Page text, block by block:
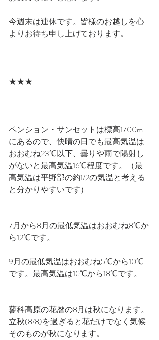
今週末は連休です。皆様のお越しを心
よりお待ち申し上げております。
★★★
ペンション・サンセットは標高1700m
にあるので、快晴の日でも最高気温は
おおむね23℃以下、曇りや雨で陽射し
がないと最高気温16℃程度です。（最
高気温は平野部の約1/2の気温と考える
と分かりやすいです）
7月から8月の最低気温はおおむね8℃か
ら12℃です。
9月の最低気温はおおむね5℃から10℃
です。最高気温は10℃から18℃です。
蓼科高原の花暦の8月は秋になります。
立秋(8/8)を過ぎると花だけでなく気候
そのものが秋になります。